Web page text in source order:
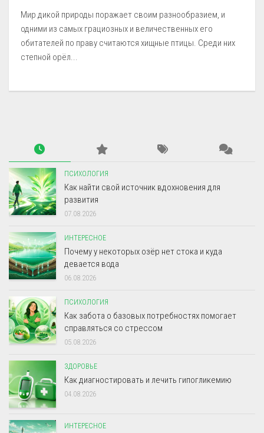
Мир дикой природы поражает своим разнообразием, и
одними из самых грациозных и величественных его
обитателей по праву считаются хищные птицы. Среди них
степной орёл...
ПСИХОЛОГИЯ
Как найти свой источник вдохновения для
развития
07.08.2026
ИНТЕРЕСНОЕ
Почему у некоторых озёр нет стока и куда
девается вода
06.08.2026
ПСИХОЛОГИЯ
Как забота о базовых потребностях помогает
справляться со стрессом
05.08.2026
ЗДОРОВЬЕ
Как диагностировать и лечить гипогликемию
04.08.2026
ИНТЕРЕСНОЕ